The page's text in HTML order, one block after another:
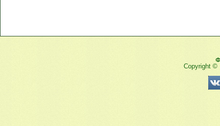
Copyright ©